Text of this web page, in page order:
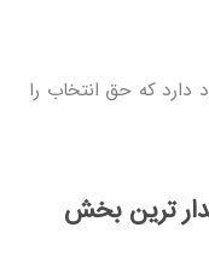
متفاوت وجود دارد که حق انتخاب را
ترین بخش